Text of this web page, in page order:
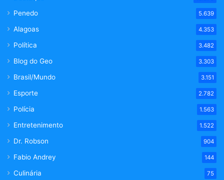
Penedo 5.639
Alagoas 4.353
Política 3.482
Blog do Geo 3.303
Brasil/Mundo 3.151
Esporte 2.782
Polícia 1.563
Entretenimento 1.522
Dr. Robson 904
Fabio Andrey 144
Culinária 75